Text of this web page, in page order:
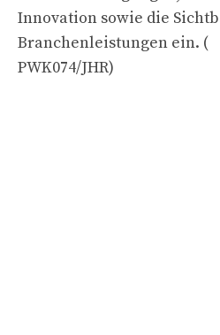
Innovation sowie die
Branchenleistungen ein. (
PWK074/JHR)